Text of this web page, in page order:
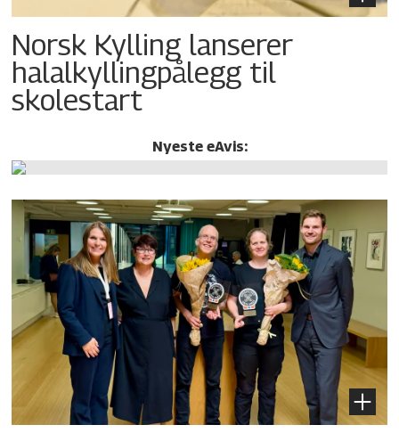
Norsk Kylling lanserer
halalkylling­pålegg til
skolestart
Nyeste eAvis: